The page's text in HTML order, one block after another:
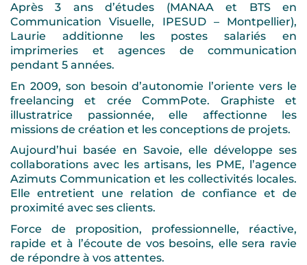
Après 3 ans d’études (MANAA et BTS en
Communication Visuelle, IPESUD – Montpellier),
Laurie additionne les postes salariés en
imprimeries et agences de communication
pendant 5 années.
En 2009, son besoin d’autonomie l’oriente vers le
freelancing et crée CommPote. Graphiste et
illustratrice passionnée, elle affectionne les
missions de création et les conceptions de projets.
Aujourd’hui basée en Savoie, elle développe ses
collaborations avec les artisans, les PME, l’agence
Azimuts Communication et les collectivités locales.
Elle entretient une relation de confiance et de
proximité avec ses clients.
Force de proposition, professionnelle, réactive,
rapide et à l’écoute de vos besoins, elle sera ravie
de répondre à vos attentes.